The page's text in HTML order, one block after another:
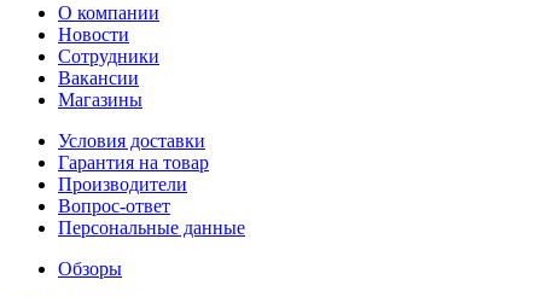
О компании
Новости
Сотрудники
Вакансии
Магазины
Условия доставки
Гарантия на товар
Производители
Вопрос-ответ
Персональные данные
Обзоры